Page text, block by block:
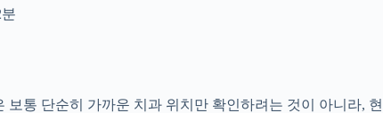
보통 단순히 가까운 치과 위치만 확인하려는 것이 아니라,